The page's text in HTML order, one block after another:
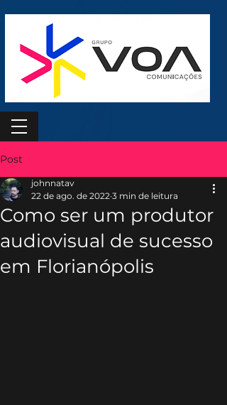
Post
Como ser um produtor
audiovisual de sucesso
em Florianópolis
johnnatav
22 de ago. de 2022 3 min de leitura